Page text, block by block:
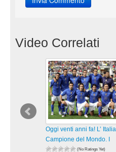
Video Correlati
Oggi venti anni fa! L’ Italia
Campione del Mondo. I
(No Ratings Yet)